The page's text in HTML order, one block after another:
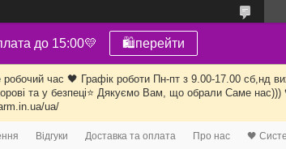
до 15:00💛 🛍перейти
час 🖤 Графік роботи Пн-пт з 9.00-17.00 сб,нд
та у безпеці⭐ Дякуємо Вам, що обрали Саме
ua/
Відгуки Доставка та оплата Про нас 🖤